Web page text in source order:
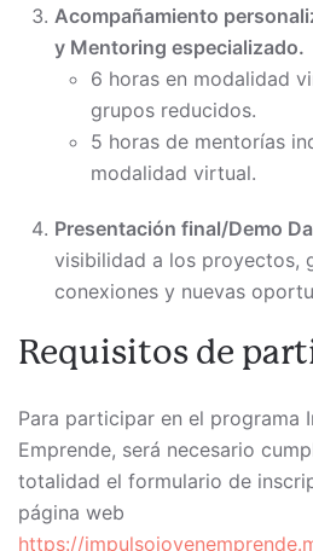
Acompañamiento
y Mentoring especializado.
6 horas en modalidad
grupos reducidos.
5 horas de mentorías
modalidad virtual.
Presentación final/Demo
visibilidad a los proyectos,
conexiones y nuevas
Requisitos de
Para participar en el programa
Emprende, será necesario
totalidad el formulario de
página web
https://